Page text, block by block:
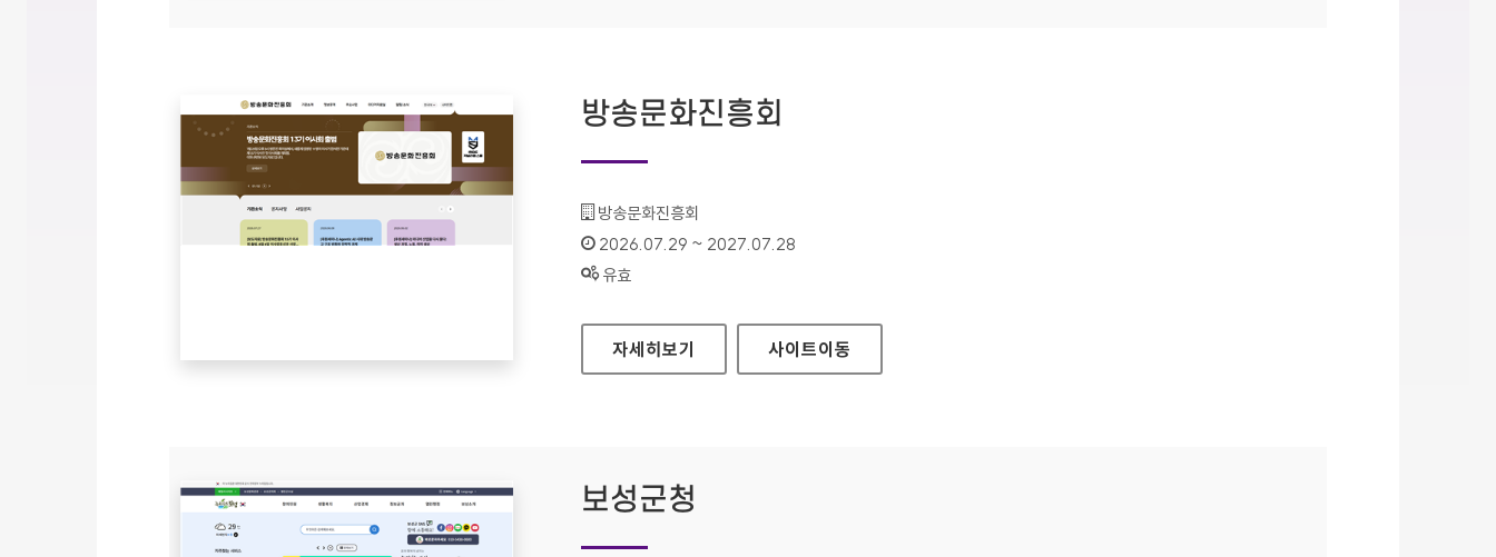
방송문화진흥회
기관명 :
방송문화진흥회
인증기간 :
2026.07.29 ~ 2027.07.28
상태 :
유효
방송문화진흥회
자세히보기 사이트이동
보성군청